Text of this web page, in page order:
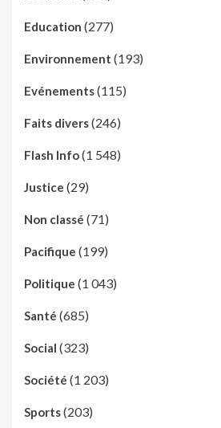
Education (277)
Environnement (193)
Evénements(115)
Faits divers(246)
Flash Info(1 548)
Justice (29)
Non classé (71)
Pacifique (199)
Politique (1 043)
Santé (685)
Social (323)
Société (1 203)
Sports(203)